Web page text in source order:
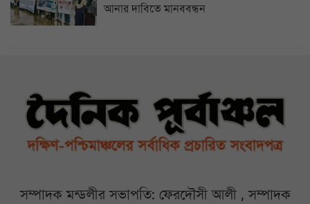
আনার দাবিতে মানববন্ধন
সম্পাদক মন্ডলীর সভাপতি: ফেরদৌসী আলী , সম্পাদক